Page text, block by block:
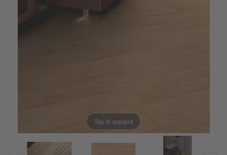
Tap to expand